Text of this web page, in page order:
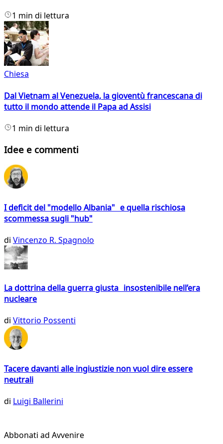
1 min di lettura
Chiesa
Dal Vietnam al Venezuela, la gioventù francescana di
tutto il mondo attende il Papa ad Assisi
1 min di lettura
Idee e commenti
I deficit del "modello Albania" e quella rischiosa
scommessa sugli "hub"
di Vincenzo R. Spagnolo
La dottrina della guerra giusta insostenibile nell’era
nucleare
di Vittorio Possenti
Tacere davanti alle ingiustizie non vuol dire essere
neutrali
di Luigi Ballerini
Abbonati ad Avvenire